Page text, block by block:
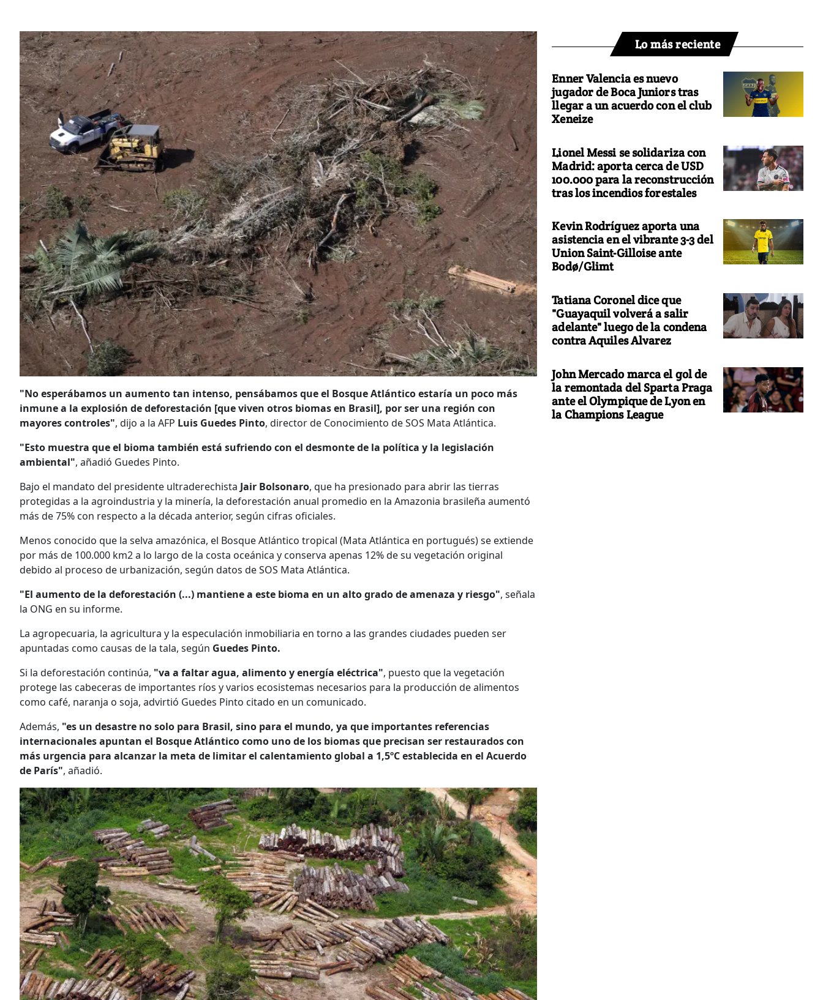
"No esperábamos un aumento tan intenso, pensábamos que el Bosque Atlántico estaría un poco más
inmune a la explosión de deforestación [que viven otros biomas en Brasil], por ser una región con
mayores controles", dijo a la AFP Luis Guedes Pinto, director de Conocimiento de SOS Mata Atlántica.
"Esto muestra que el bioma también está sufriendo con el desmonte de la política y la legislación
ambiental", añadió Guedes Pinto.
Bajo el mandato del presidente ultraderechista Jair Bolsonaro, que ha presionado para abrir las tierras
protegidas a la agroindustria y la minería, la deforestación anual promedio en la Amazonia brasileña aumentó
más de 75% con respecto a la década anterior, según cifras oficiales.
Menos conocido que la selva amazónica, el Bosque Atlántico tropical (Mata Atlántica en portugués) se extiende
por más de 100.000 km2 a lo largo de la costa oceánica y conserva apenas 12% de su vegetación original
debido al proceso de urbanización, según datos de SOS Mata Atlántica.
"El aumento de la deforestación (...) mantiene a este bioma en un alto grado de amenaza y riesgo", señala
la ONG en su informe.
La agropecuaria, la agricultura y la especulación inmobiliaria en torno a las grandes ciudades pueden ser
apuntadas como causas de la tala, según Guedes Pinto.
Si la deforestación continúa, "va a faltar agua, alimento y energía eléctrica", puesto que la vegetación
protege las cabeceras de importantes ríos y varios ecosistemas necesarios para la producción de alimentos
como café, naranja o soja, advirtió Guedes Pinto citado en un comunicado.
Además, "es un desastre no solo para Brasil, sino para el mundo, ya que importantes referencias
internacionales apuntan el Bosque Atlántico como uno de los biomas que precisan ser restaurados con
más urgencia para alcanzar la meta de limitar el calentamiento global a 1,5ºC establecida en el Acuerdo
de París", añadió.
Lo más reciente
Enner Valencia es nuevo
jugador de Boca Juniors tras
llegar a un acuerdo con el club
Xeneize
Lionel Messi se solidariza con
Madrid: aporta cerca de USD
100.000 para la reconstrucción
tras los incendios forestales
Kevin Rodríguez aporta una
asistencia en el vibrante 3-3 del
Union Saint-Gilloise ante
Bodø/Glimt
Tatiana Coronel dice que
"Guayaquil volverá a salir
adelante" luego de la condena
contra Aquiles Alvarez
John Mercado marca el gol de
la remontada del Sparta Praga
ante el Olympique de Lyon en
la Champions League